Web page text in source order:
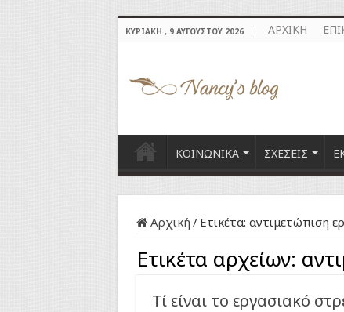
ΚΥΡΙΑΚΉ , 9 ΑΥΓΟΎΣΤΟΥ 2026 ΑΡΧΙΚΗ
ΚΟΙΝΩΝΙΚΑ ΣΧΕΣΕΙΣ
Αρχική / Ετικέτα: αντιμετώπιση
Ετικέτα αρχείων:
Τί είναι το εργασιακό